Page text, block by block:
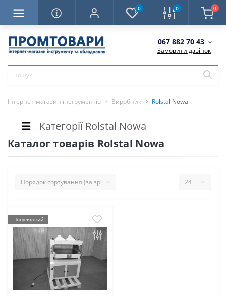
0 0 0
067 882 70 43
Замовити дзвінок
Інтернет-магазин інструментів Виробник Rolstal Nowa
Категорії Rolstal Nowa
Каталог товарів Rolstal Nowa
Популярний